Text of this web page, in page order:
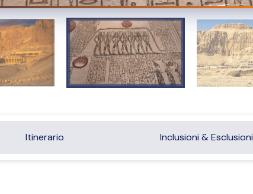
Itinerario Inclusioni & Esclusioni